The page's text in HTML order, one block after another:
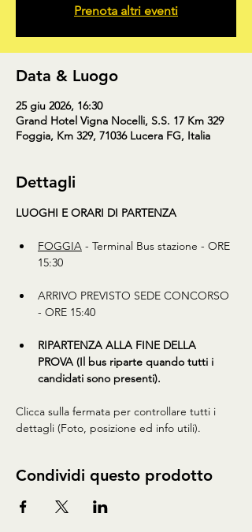
Prenota altri eventi
Data & Luogo
25 giu 2026, 16:30
Grand Hotel Vigna Nocelli, S.S. 17 Km 329
Foggia, Km 329, 71036 Lucera FG, Italia
Dettagli
LUOGHI E ORARI DI PARTENZA
FOGGIA - Terminal Bus stazione - ORE
15:30
ARRIVO PREVISTO SEDE CONCORSO
- ORE 15:40
RIPARTENZA ALLA FINE DELLA
PROVA (Il bus riparte quando tutti i
candidati sono presenti).
Clicca sulla fermata per controllare tutti i
dettagli (Foto, posizione ed info utili).
Condividi questo prodotto